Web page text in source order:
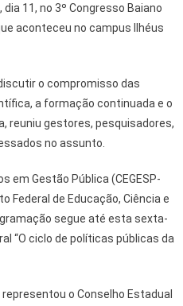
11, no 3º Congresso Baiano
aconteceu no campus Ilhéus
o compromisso das
a formação continuada e o
reuniu gestores, pesquisadores,
no assunto.
em Gestão Pública (CEGESP-
Federal de Educação, Ciência e
segue até esta sexta-
“O ciclo de políticas públicas da
o Conselho Estadual